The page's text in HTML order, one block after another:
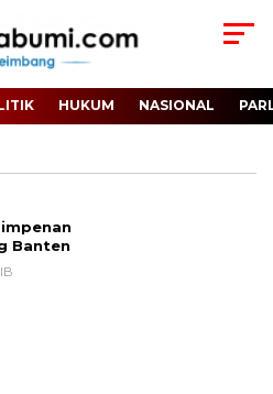
HUKUM NASIONAL
Banten